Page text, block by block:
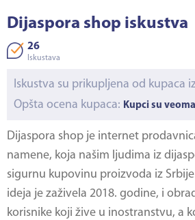
Dijaspora shop iskustva
26
Iskustava
Iskustva su prikupljena od kupaca
Opšta ocena kupaca: Kupci su
Dijaspora shop je internet
namene, koja našim ljudima iz
sigurnu kupovinu proizvoda iz
ideja je zaživela 2018. godine, i
korisnike koji žive u inostranstvu, a